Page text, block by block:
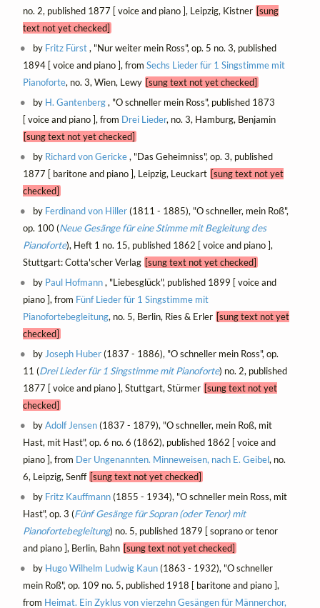
no. 2, published 1877 [ voice and piano ], Leipzig, Kistner [sung
text not yet checked]
by Fritz Fürst, "Nur weiter mein Ross", op. 5 no. 3, published
1894 [ voice and piano ], from Sechs Lieder für 1 Singstimme mit
Pianoforte, no. 3, Wien, Lewy [sung text not yet checked]
by H. Gantenberg, "O schneller mein Ross", published 1873
[ voice and piano ], from Drei Lieder, no. 3, Hamburg, Benjamin
[sung text not yet checked]
by Richard von Gericke, "Das Geheimniss", op. 3, published
1877 [ baritone and piano ], Leipzig, Leuckart [sung text not yet
checked]
by Ferdinand von Hiller(1811 - 1885), "O schneller, mein Roß",
op. 100 (Neue Gesänge für eine Stimme mit Begleitung des
Pianoforte), Heft 1 no. 15, published 1862 [ voice and piano ],
Stuttgart: Cotta'scher Verlag [sung text not yet checked]
by Paul Hofmann, "Liebesglück", published 1899 [ voice and
piano ], from Fünf Lieder für 1 Singstimme mit
Pianofortebegleitung, no. 5, Berlin, Ries & Erler [sung text not yet
checked]
byJoseph Huber(1837 - 1886), "O schneller mein Ross", op.
11 (Drei Lieder für 1 Singstimme mit Pianoforte) no. 2, published
1877 [ voice and piano ], Stuttgart, Stürmer [sung text not yet
checked]
byAdolf Jensen(1837 - 1879), "O schneller, mein Roß, mit
Hast, mit Hast", op. 6 no. 6 (1862), published 1862 [ voice and
piano ], from Der Ungenannten. Minneweisen, nach E. Geibel, no.
6, Leipzig, Senff [sung text not yet checked]
by Fritz Kauffmann(1855 - 1934), "O schneller mein Ross, mit
Hast", op. 3 (Fünf Gesänge für Sopran (oder Tenor) mit
Pianofortebegleitung) no. 5, published 1879 [ soprano or tenor
and piano ], Berlin, Bahn [sung text not yet checked]
by Hugo Wilhelm Ludwig Kaun(1863 - 1932), "O schneller
mein Roß", op. 109 no. 5, published 1918 [ baritone and piano ],
from Heimat. Ein Zyklus von vierzehn Gesängen für Männerchor,